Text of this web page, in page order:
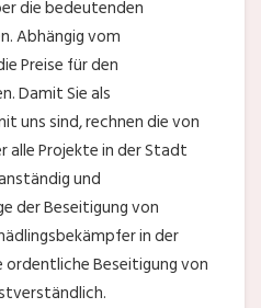
die bedeutenden
Abhängig vom
Preise für den
Damit Sie als
uns sind, rechnen die von
Projekte in der Stadt
und
der Beseitigung von
in der
Beseitigung von